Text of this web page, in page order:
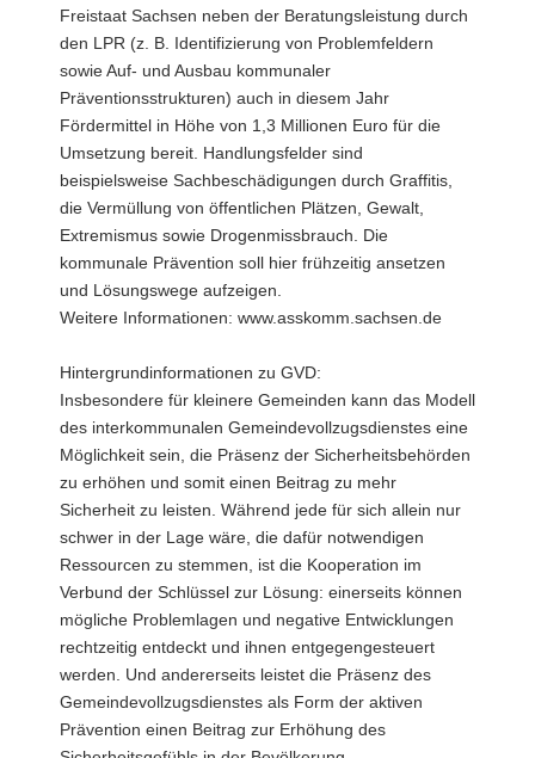
Freistaat Sachsen neben der Beratungsleistung durch
den LPR (z. B. Identifizierung von Problemfeldern
sowie Auf- und Ausbau kommunaler
Präventionsstrukturen) auch in diesem Jahr
Fördermittel in Höhe von 1,3 Millionen Euro für die
Umsetzung bereit. Handlungsfelder sind
beispielsweise Sachbeschädigungen durch Graffitis,
die Vermüllung von öffentlichen Plätzen, Gewalt,
Extremismus sowie Drogenmissbrauch. Die
kommunale Prävention soll hier frühzeitig ansetzen
und Lösungswege aufzeigen.
Weitere Informationen: www.asskomm.sachsen.de
Hintergrundinformationen zu GVD:
Insbesondere für kleinere Gemeinden kann das Modell
des interkommunalen Gemeindevollzugsdienstes eine
Möglichkeit sein, die Präsenz der Sicherheitsbehörden
zu erhöhen und somit einen Beitrag zu mehr
Sicherheit zu leisten. Während jede für sich allein nur
schwer in der Lage wäre, die dafür notwendigen
Ressourcen zu stemmen, ist die Kooperation im
Verbund der Schlüssel zur Lösung: einerseits können
mögliche Problemlagen und negative Entwicklungen
rechtzeitig entdeckt und ihnen entgegengesteuert
werden. Und andererseits leistet die Präsenz des
Gemeindevollzugsdienstes als Form der aktiven
Prävention einen Beitrag zur Erhöhung des